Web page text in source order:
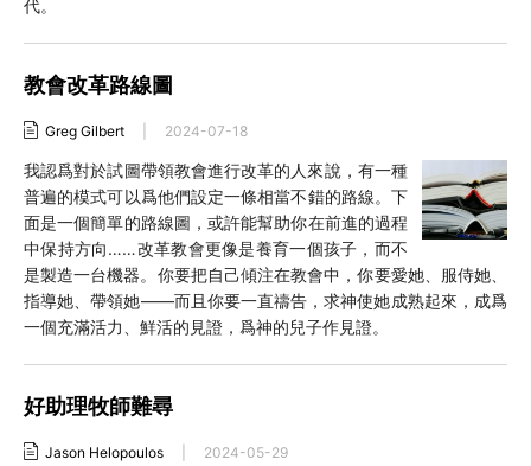
代。
教會改革路線圖
Greg Gilbert 2024-07-18
我認爲對於試圖帶領教會進行改革的人來說，有一種
普遍的模式可以爲他們設定一條相當不錯的路線。下
面是一個簡單的路線圖，或許能幫助你在前進的過程
中保持方向……改革教會更像是養育一個孩子，而不
是製造一台機器。你要把自己傾注在教會中，你要愛她、服侍她、
指導她、帶領她——而且你要一直禱告，求神使她成熟起來，成爲
一個充滿活力、鮮活的見證，爲神的兒子作見證。
好助理牧師難尋
Jason Helopoulos 2024-05-29